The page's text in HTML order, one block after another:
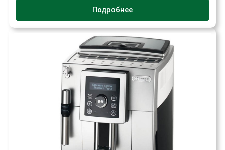
Подробнее